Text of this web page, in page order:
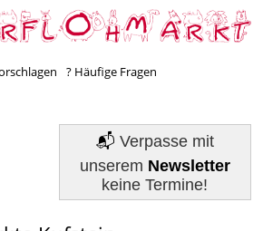
? Häufige Fragen
📬 Verpasse mit
unserem Newsletter
keine Termine!